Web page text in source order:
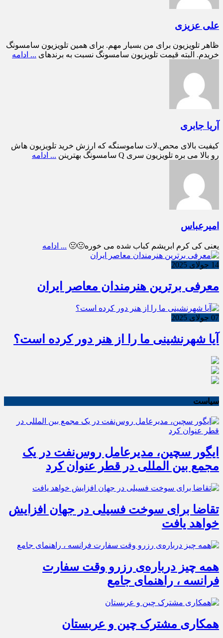
علی عزیزی
ظاهر تلویزیون برای من بسیار مهم. برای همین تلویزیون سامسونگ
خریدم. البته قیمت تلویزیون سامسونگ نسبت به برندهای ... ادامه
آریا جابری
کیفیت بالای محص.لات ساموسنگه که ارزش خرید تلویزیون هاش
رو بالا می بره تلویزیون سری Q سامسونگ بهترینن
... ادامه
امیرعباس
یعنی کی کرم ابریشم کباب شده می خوره🤢🤢 ... ادامه
14 جولای 2025
معرفی برترین هنرمندان معاصر ایران
07 جولای 2025
آیا شهرنشینی ما را از هنر دور کرده است؟
سیاست
ایگور سچین، مدیرعامل روس‌نفت در یک
مجمع بین المللی در قطر عنوان کرد
تقاضا برای سوخت فسیلی در جهان افزایش
خواهد یافت
همه چیز درباره‌ی رزرو وقت سفارت
فرانسه ، راهنمای جامع
همکاری مشترک چین و عربستان